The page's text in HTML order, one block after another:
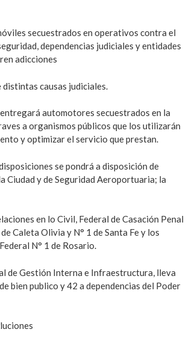
secuestrados en operativos contra el
dependencias judiciales y entidades
adicciones
causas judiciales.
automotores secuestrados en la
a organismos públicos que los utilizarán
y optimizar el servicio que prestan.
se pondrá a disposición de
Ciudad y de Seguridad Aeroportuaria; la
en lo Civil, Federal de Casación Penal
Caleta Olivia y N° 1 de Santa Fe y los
N° 1 de Rosario.
de Gestión Interna e Infraestructura, lleva
bien publico y 42 a dependencias del Poder